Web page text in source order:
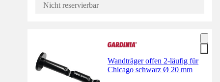
Nicht reservierbar
Wandträger offen 2-läufig für
Chicago schwarz Ø 20 mm